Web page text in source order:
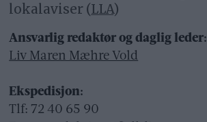
lokalaviser (LLA)
Ansvarlig redaktør og daglig leder:
Liv Maren Mæhre Vold
Ekspedisjon:
Tlf: 72 40 65 90